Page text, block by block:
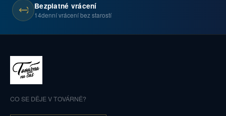
Bezplatné vrácení
14denní vrácení bez starostí
CO SE DĚJE V TOVÁRNĚ?